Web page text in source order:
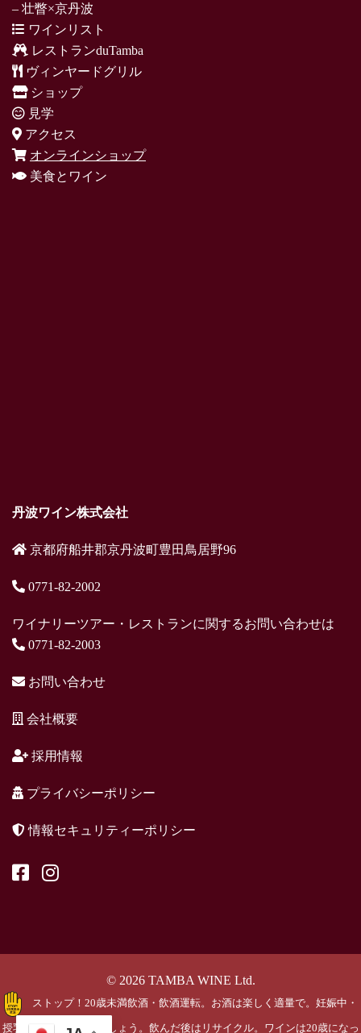
– 壮瞥×京丹波
ワインリスト
レストランduTamba
ヴィンヤードグリル
ショップ
見学
アクセス
オンラインショップ
美食とワイン
丹波ワイン株式会社
京都府船井郡京丹波町豊田鳥居野96
0771-82-2002
ワイナリーツアー・レストランに関するお問い合わせは
0771-82-2003
お問い合わせ
会社概要
採用情報
プライバシーポリシー
情報セキュリティーポリシー
© 2026 TAMBA WINE Ltd.
ストップ！20歳未満飲酒・飲酒運転。お酒は楽しく適量で。妊娠中・
授乳期の飲酒はやめましょう。飲んだ後はリサイクル。ワインは20歳になっ